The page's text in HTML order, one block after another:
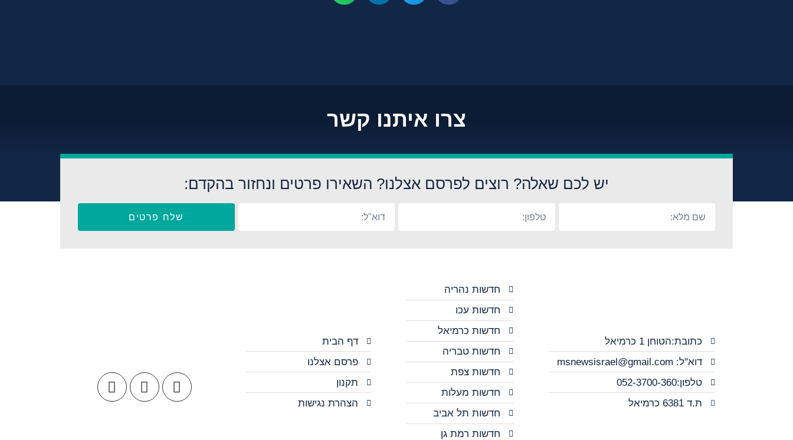
צרו איתנו קשר
יש לכם שאלה? רוצים לפרסם אצלנו? השאירו פרטים ונחזור בהקדם:
שלח פרטים
כתובת:הטוחן 1 כרמיאל
דוא"ל: msnewsisrael@gmail.com
טלפון:052-3700-360
ת.ד 6381 כרמיאל
חדשות נהריה
חדשות עכו
חדשות כרמיאל
חדשות טבריה
חדשות צפת
חדשות מעלות
חדשות תל אביב
חדשות רמת גן
דף הבית
פרסם אצלנו
תקנון
הצהרת נגישות